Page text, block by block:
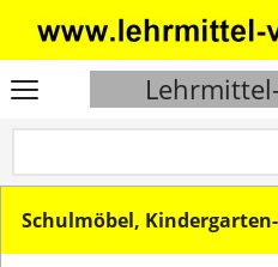
Schulmöbel,